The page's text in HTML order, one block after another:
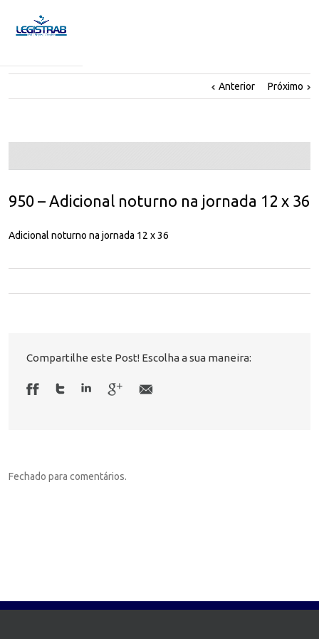
Anterior Próximo
950 – Adicional noturno na jornada 12 x 36
Adicional noturno na jornada 12 x 36
Compartilhe este Post! Escolha a sua maneira:
Fechado para comentários.